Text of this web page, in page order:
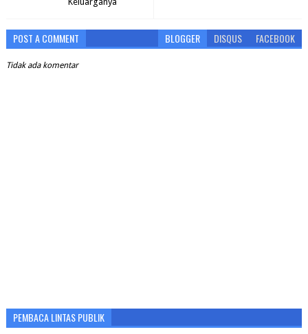
POST A COMMENT BLOGGER DISQUS FACEBOOK
Tidak ada komentar
PEMBACA LINTAS PUBLIK